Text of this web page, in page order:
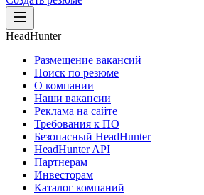
HeadHunter
Размещение вакансий
Поиск по резюме
О компании
Наши вакансии
Реклама на сайте
Требования к ПО
Безопасный HeadHunter
HeadHunter API
Партнерам
Инвесторам
Каталог компаний